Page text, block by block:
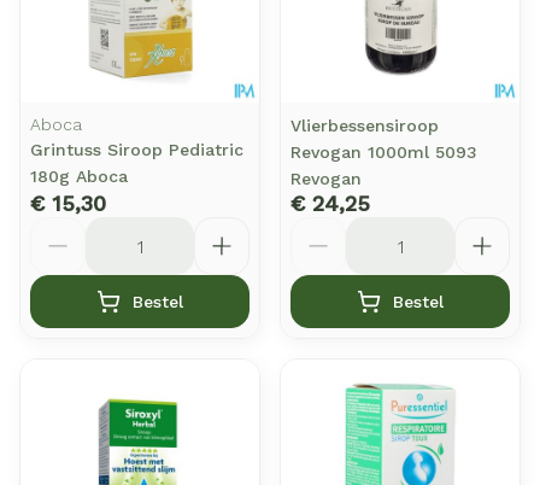
Aboca
Grintuss Siroop Pediatric
180g Aboca
€ 15,30
Bestel
Vlierbessensiroop
Revogan 1000ml 5093
Revogan
€ 24,25
Bestel